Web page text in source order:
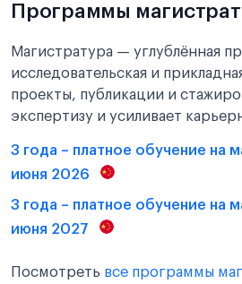
Программы
Магистратура — углублённая
исследовательская и
проекты, публикации и
экспертизу и усиливает
3 года – платное обучение на
июня 2026
3 года – платное обучение на
июня 2027
Посмотреть все программы